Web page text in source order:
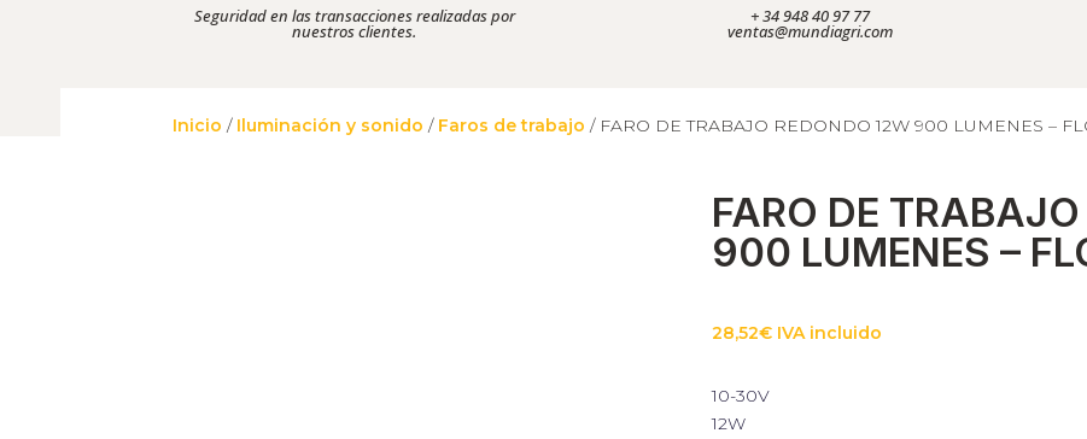
Seguridad en las transacciones realizadas por
nuestros clientes.
+ 34 948 40 97 77
ventas@mundiagri.com
Inicio / Iluminación y sonido / Faros de trabajo / FARO DE TRABAJO REDONDO 12W 900 LUMENES –
FARO DE
900 LUMENES –
28,52€ IVA incluido
10-30V
12W